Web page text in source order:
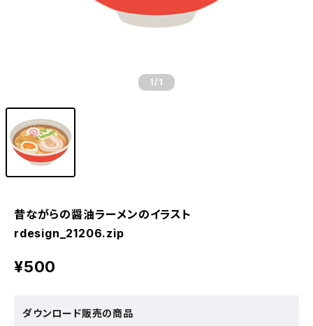
1 /1
昔ながらの醤油ラーメンのイラスト
rdesign_21206.zip
¥500
ダウンロード販売の商品